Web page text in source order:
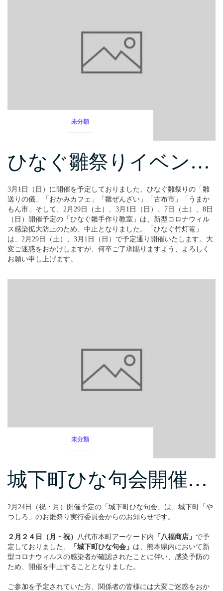
未分類
ひなぐ雛祭りイベン…
3月1日（日）に開催を予定しておりました、ひなぐ雛祭りの「雛
送りの儀」「おかみカフェ」「雛ぜんざい」「古布市」「うまか
もん市」そして、2月29日（土）、3月1日（日）、7日（土）、8日
（日）開催予定の「ひなぐ雛手作り教室」は、新型コロナウィル
ス感染拡大防止のため、中止となりました。「ひなぐ竹灯篭」
は、2月29日（土）、3月1日（日）で予定通り開催いたします。大
変ご迷惑をおかけしますが、何卒ご了承賜りますよう、よろしく
お願い申し上げます。
未分類
城下町ひな句会開催…
2月24日（祝・月）開催予定の「城下町ひな句会」は、城下町「や
つしろ」のお雛祭り実行委員会からのお知らせです。
２月２４日（月・祝） 八代市本町アーケード内 「八福商店」 で予
定しておりました、
「城下町ひな句会」 は、熊本県内において新
型コロナウィルスの感染者が確認されたことに伴い、感染予防の
ため、開催を中止することとなりました。
ご参加を予定されていた方、関係者の皆様には大変ご迷惑をおか